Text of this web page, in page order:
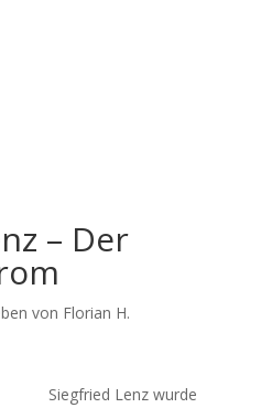
– Der
von Florian H.
Siegfried Lenz wurde